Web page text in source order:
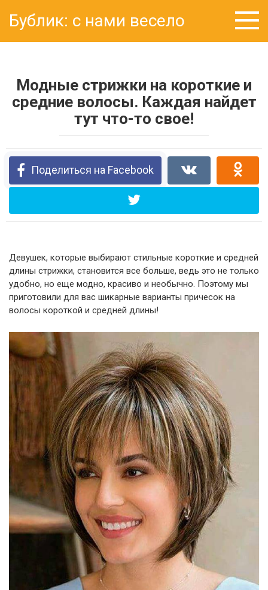
контенту
Бублик: с нами весело
Модные стрижки на короткие и
средние волосы. Каждая найдет
тут что-то свое!
Поделиться на Facebook
Девушек, которые выбирают стильные короткие и средней
длины стрижки, становится все больше, ведь это не только
удобно, но еще модно, красиво и необычно. Поэтому мы
приготовили для вас шикарные варианты причесок на
волосы короткой и средней длины!